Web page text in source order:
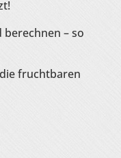
– so
fruchtbaren